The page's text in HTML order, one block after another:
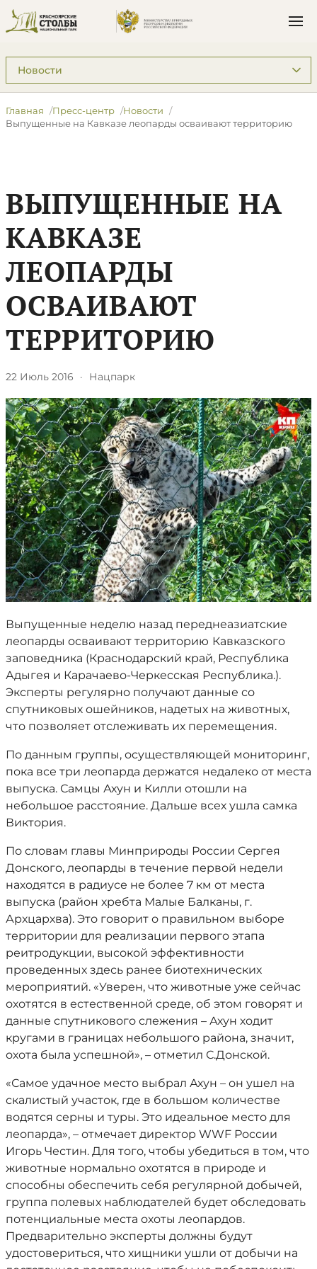
Подразделы: Пресс-центр
Главная Пресс-центр
Новости
Выпущенные на Кавказе леопарды осваивают территорию
ВЫПУЩЕННЫЕ НА
КАВКАЗЕ
ЛЕОПАРДЫ
ОСВАИВАЮТ
ТЕРРИТОРИЮ
22 Июль 2016 · Нацпарк
Выпущенные неделю назад переднеазиатские
леопарды осваивают территорию Кавказского
заповедника (Краснодарский край, Республика
Адыгея и Карачаево-Черкесская Республика.).
Эксперты регулярно получают данные со
спутниковых ошейников, надетых на животных,
что позволяет отслеживать их перемещения.
По данным группы, осуществляющей мониторинг,
пока все три леопарда держатся недалеко от места
выпуска. Самцы Ахун и Килли отошли на
небольшое расстояние. Дальше всех ушла самка
Виктория.
По словам главы Минприроды России Сергея
Донского, леопарды в течение первой недели
находятся в радиусе не более 7 км от места
выпуска (район хребта Малые Балканы, г.
Архцархва). Это говорит о правильном выборе
территории для реализации первого этапа
реитродукции, высокой эффективности
проведенных здесь ранее биотехнических
мероприятий. «Уверен, что животные уже сейчас
охотятся в естественной среде, об этом говорят и
данные спутникового слежения – Ахун ходит
кругами в границах небольшого района, значит,
охота была успешной», – отметил С.Донской.
«Самое удачное место выбрал Ахун – он ушел на
скалистый участок, где в большом количестве
водятся серны и туры. Это идеальное место для
леопарда», – отмечает директор WWF России
Игорь Честин. Для того, чтобы убедиться в том, что
животные нормально охотятся в природе и
способны обеспечить себя регулярной добычей,
группа полевых наблюдателей будет обследовать
потенциальные места охоты леопардов.
Предварительно эксперты должны будут
удостовериться, что хищники ушли от добычи на